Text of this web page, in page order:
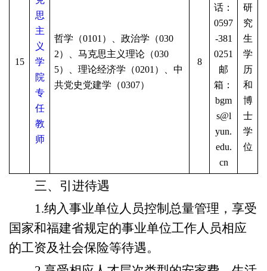
15
思
主
义
学
院
专
任
教
师
哲学（0101）、政治学（030
2）、马克思主义理论（030
5）、理论经济学（0201）、中
共党史党建学（0307）
8
话：
0597
-381
0251
邮
箱：
bgm
s@l
yun.
edu.
cn
研
究
生
学
历
和
博
士
学
位
三、 引进待遇
1.纳入事业单位人员控制总量管理，享受
国家和福建省规定的事业单位工作人员相应
的工资及社会保险等待遇。